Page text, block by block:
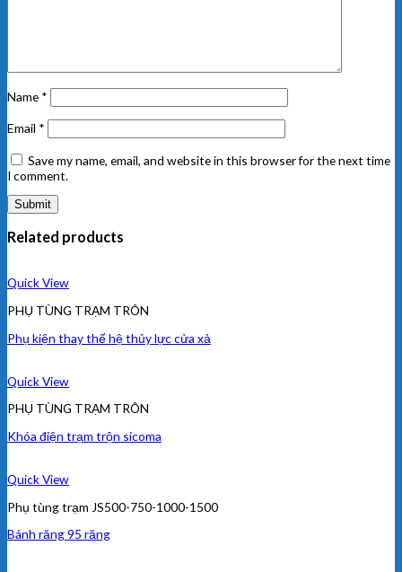
Name *
Email *
Save my name, email, and website in this browser for the next time
I comment.
Related products
Quick View
PHỤ TÙNG TRẠM TRÔN
Phụ kiện thay thế hệ thủy lực cửa xả
Quick View
PHỤ TÙNG TRẠM TRÔN
Khóa điện trạm trộn sicoma
Quick View
Phụ tùng trạm JS500-750-1000-1500
Bánh răng 95 răng